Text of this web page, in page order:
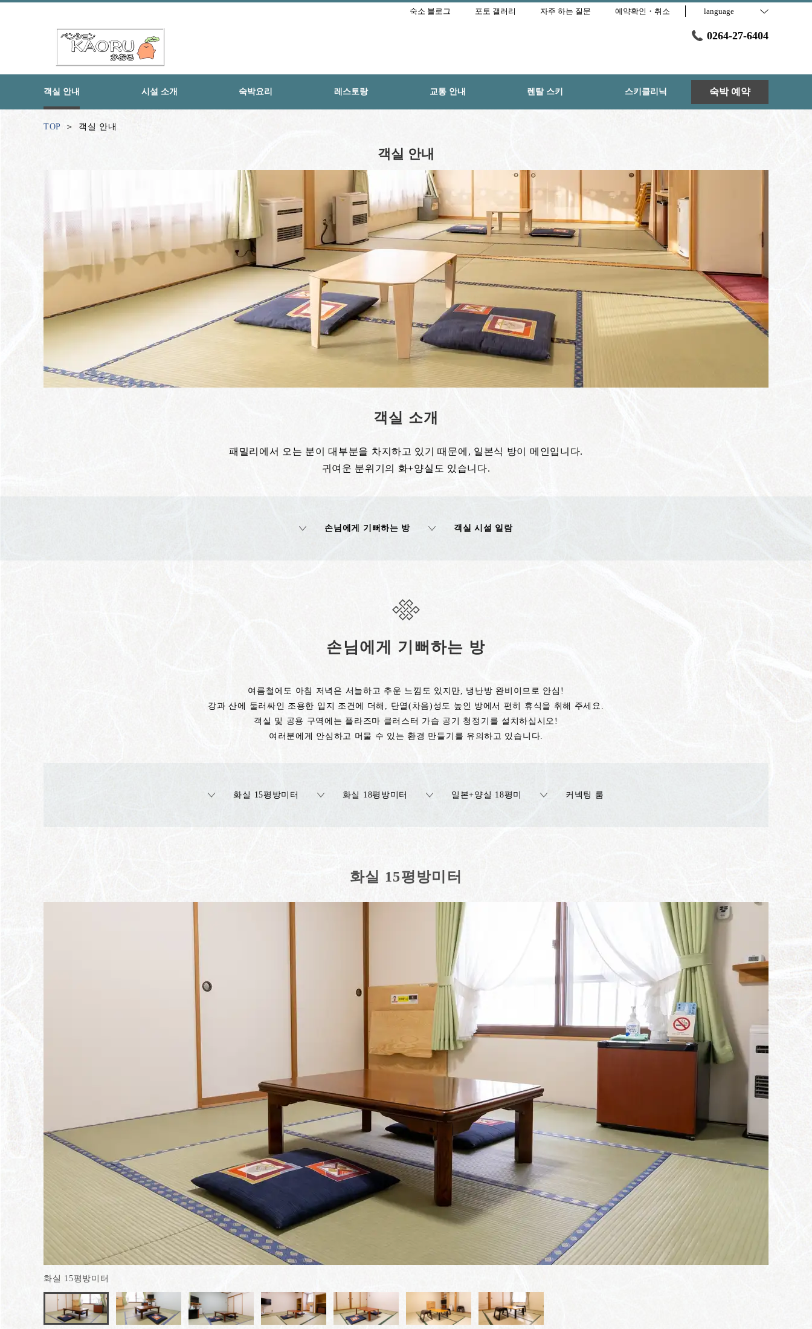
숙소 블로그 포토 갤러리 자주 하는 질문 예약확인・취소 language
0264-27-6404
객실 안내 시설 소개 숙박요리 레스토랑 교통 안내 렌탈 스키 스키클리닉 숙박 예약
TOP 객실 안내
객실 안내
객실 소개
패밀리에서 오는 분이 대부분을 차지하고 있기 때문에, 일본식 방이 메인입니다.
귀여운 분위기의 화+양실도 있습니다.
손님에게 기뻐하는 방 객실 시설 일람
손님에게 기뻐하는 방
여름철에도 아침 저녁은 서늘하고 추운 느낌도 있지만, 냉난방 완비이므로 안심!
강과 산에 둘러싸인 조용한 입지 조건에 더해, 단열(차음)성도 높인 방에서 편히 휴식을 취해 주세요.
객실 및 공용 구역에는 플라즈마 클러스터 가습 공기 청정기를 설치하십시오!
여러분에게 안심하고 머물 수 있는 환경 만들기를 유의하고 있습니다.
화실 15평방미터 화실 18평방미터 일본+양실 18평미 커넥팅 룸
화실 15평방미터
화실 15평방미터